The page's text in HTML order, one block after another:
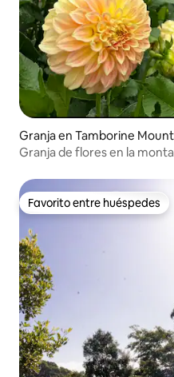
Granja en Tamborine
Granja de flores en la
Favorito entre huéspedes
Favorito entre huéspedes